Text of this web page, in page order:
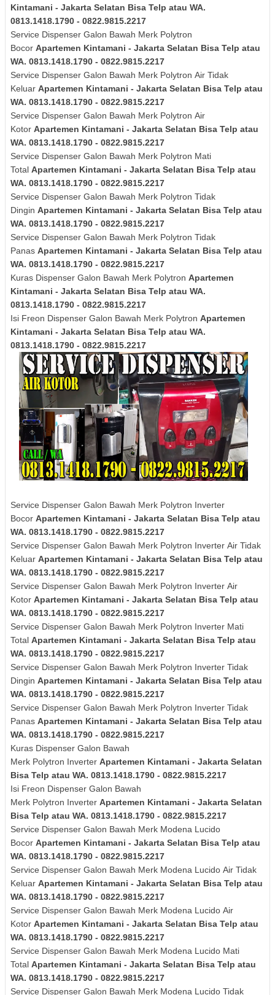
Kintamani - Jakarta Selatan Bisa Telp atau WA.
0813.1418.1790 - 0822.9815.2217
Service Dispenser Galon Bawah Merk Polytron
Bocor Apartemen Kintamani - Jakarta Selatan Bisa Telp atau
WA. 0813.1418.1790 - 0822.9815.2217
Service Dispenser Galon Bawah Merk Polytron Air Tidak
Keluar Apartemen Kintamani - Jakarta Selatan Bisa Telp atau
WA. 0813.1418.1790 - 0822.9815.2217
Service Dispenser Galon Bawah Merk Polytron Air
Kotor Apartemen Kintamani - Jakarta Selatan Bisa Telp atau
WA. 0813.1418.1790 - 0822.9815.2217
Service Dispenser Galon Bawah Merk Polytron Mati
Total Apartemen Kintamani - Jakarta Selatan Bisa Telp atau
WA. 0813.1418.1790 - 0822.9815.2217
Service Dispenser Galon Bawah Merk Polytron Tidak
Dingin Apartemen Kintamani - Jakarta Selatan Bisa Telp atau
WA. 0813.1418.1790 - 0822.9815.2217
Service Dispenser Galon Bawah Merk Polytron Tidak
Panas Apartemen Kintamani - Jakarta Selatan Bisa Telp atau
WA. 0813.1418.1790 - 0822.9815.2217
Kuras Dispenser Galon Bawah Merk Polytron Apartemen
Kintamani - Jakarta Selatan Bisa Telp atau WA.
0813.1418.1790 - 0822.9815.2217
Isi Freon Dispenser Galon Bawah Merk Polytron Apartemen
Kintamani - Jakarta Selatan Bisa Telp atau WA.
0813.1418.1790 - 0822.9815.2217
Service Dispenser Galon Bawah Merk Polytron Inverter
Bocor Apartemen Kintamani - Jakarta Selatan Bisa Telp atau
WA. 0813.1418.1790 - 0822.9815.2217
Service Dispenser Galon Bawah Merk Polytron Inverter Air Tidak
Keluar Apartemen Kintamani - Jakarta Selatan Bisa Telp atau
WA. 0813.1418.1790 - 0822.9815.2217
Service Dispenser Galon Bawah Merk Polytron Inverter Air
Kotor Apartemen Kintamani - Jakarta Selatan Bisa Telp atau
WA. 0813.1418.1790 - 0822.9815.2217
Service Dispenser Galon Bawah Merk Polytron Inverter Mati
Total Apartemen Kintamani - Jakarta Selatan Bisa Telp atau
WA. 0813.1418.1790 - 0822.9815.2217
Service Dispenser Galon Bawah Merk Polytron Inverter Tidak
Dingin Apartemen Kintamani - Jakarta Selatan Bisa Telp atau
WA. 0813.1418.1790 - 0822.9815.2217
Service Dispenser Galon Bawah Merk Polytron Inverter Tidak
Panas Apartemen Kintamani - Jakarta Selatan Bisa Telp atau
WA. 0813.1418.1790 - 0822.9815.2217
Kuras Dispenser Galon Bawah
Merk Polytron Inverter Apartemen Kintamani - Jakarta Selatan
Bisa Telp atau WA. 0813.1418.1790 - 0822.9815.2217
Isi Freon Dispenser Galon Bawah
Merk Polytron Inverter Apartemen Kintamani - Jakarta Selatan
Bisa Telp atau WA. 0813.1418.1790 - 0822.9815.2217
Service Dispenser Galon Bawah Merk Modena Lucido
Bocor Apartemen Kintamani - Jakarta Selatan Bisa Telp atau
WA. 0813.1418.1790 - 0822.9815.2217
Service Dispenser Galon Bawah Merk Modena Lucido Air Tidak
Keluar Apartemen Kintamani - Jakarta Selatan Bisa Telp atau
WA. 0813.1418.1790 - 0822.9815.2217
Service Dispenser Galon Bawah Merk Modena Lucido Air
Kotor Apartemen Kintamani - Jakarta Selatan Bisa Telp atau
WA. 0813.1418.1790 - 0822.9815.2217
Service Dispenser Galon Bawah Merk Modena Lucido Mati
Total Apartemen Kintamani - Jakarta Selatan Bisa Telp atau
WA. 0813.1418.1790 - 0822.9815.2217
Service Dispenser Galon Bawah Merk Modena Lucido Tidak